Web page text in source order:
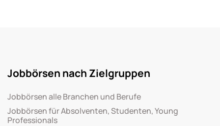
Jobbörsen nach Zielgruppen
Jobbörsen alle Branchen und Berufe
Jobbörsen für Absolventen, Studenten, Young
Professionals